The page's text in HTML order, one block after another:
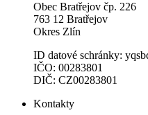
Obec Bratřejov čp. 226
763 12 Bratřejov
Okres Zlín
ID datové schránky:
IČO: 00283801
DIČ: CZ00283801
Kontakty